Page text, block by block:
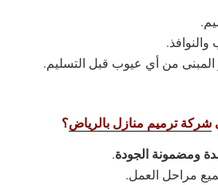
والنوافذ.
من أي عيوب قبل التسليم.
شركة ترميم منازل بالرياض؟
ومضمونة الجودة.
مراحل العمل.